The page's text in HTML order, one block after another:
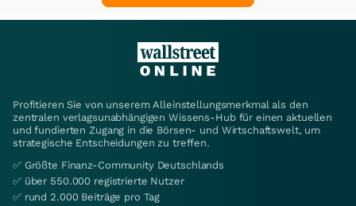
Profitieren Sie von unserem Alleinstellungsmerkmal als den
zentralen verlagsunabhängigen Wissens-Hub für einen aktuellen
und fundierten Zugang in die Börsen- und Wirtschaftswelt, um
strategische Entscheidungen zu treffen.
✅ Größte Finanz-Community Deutschlands
✅ über 550.000 registrierte Nutzer
✅ rund 2.000 Beiträge pro Tag